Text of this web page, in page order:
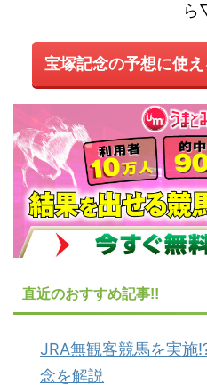
宝塚記念の予想に使
直近のおすすめ記事!!
JRA無観客競馬を実施
念を解説